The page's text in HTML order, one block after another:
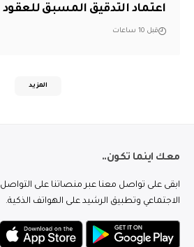
اعتماد التدقيق المسبق للعقود
قبل 10 ساعات
المزيد
معك اينما تكون..
ابقى على تواصل معنا عبر منصاتنا على التواصل
الاجتماعي وتطبيق الرشيد على الهواتف الذكية.